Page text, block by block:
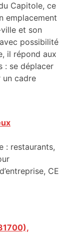
Capitole, ce
emplacement
et son
possibilité
il répond aux
: se déplacer
cadre
: restaurants,
CE